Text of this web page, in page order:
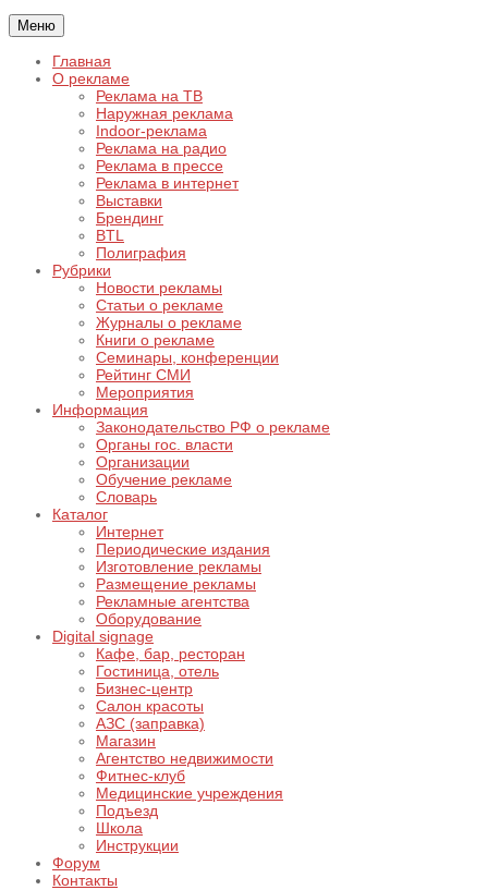
Меню
Главная
О рекламе
Реклама на ТВ
Наружная реклама
Indoor-реклама
Реклама на радио
Реклама в прессе
Реклама в интернет
Выставки
Брендинг
BTL
Полиграфия
Рубрики
Новости рекламы
Статьи о рекламе
Журналы о рекламе
Книги о рекламе
Семинары, конференции
Рейтинг СМИ
Мероприятия
Информация
Законодательство РФ о рекламе
Органы гос. власти
Организации
Обучение рекламе
Словарь
Каталог
Интернет
Периодические издания
Изготовление рекламы
Размещение рекламы
Рекламные агентства
Оборудование
Digital signage
Кафе, бар, ресторан
Гостиница, отель
Бизнес-центр
Салон красоты
АЗС (заправка)
Магазин
Агентство недвижимости
Фитнес-клуб
Медицинские учреждения
Подъезд
Школа
Инструкции
Форум
Контакты